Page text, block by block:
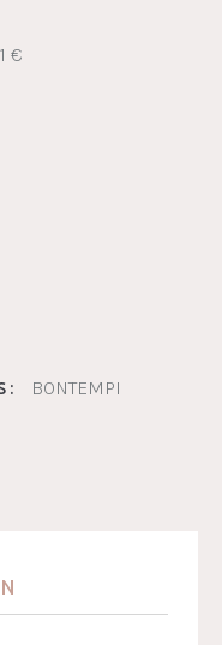
€
: BONTEMPI